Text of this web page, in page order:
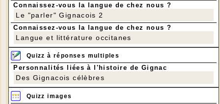
Connaissez-vous la langue de chez nous ?
Le "parler" Gignacois 2
Connaissez-vous la langue de chez nous ?
Langue et littérature occitanes
Quizz à réponses multiples
Personnalités liées à l'histoire de Gignac
Des Gignacois célèbres
Quizz images